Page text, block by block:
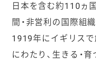
日本を含む約110ヵ
間・非営利の国際組織
1919年にイギリスで
にわたり、生きる・育